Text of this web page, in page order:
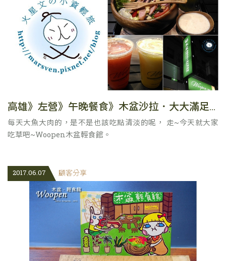
高雄》左營》午晚餐食》木盆沙拉．大大滿足．Woopen木盆輕食館
每天大魚大肉的，是不是也該吃點清淡的呢， 走~今天就大家
吃草吧~Woopen木盆輕食館。
2017.06.07 顧客分享